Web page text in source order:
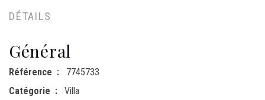
DÉTAILS
Général
Référence
7745733
Catégorie
Villa